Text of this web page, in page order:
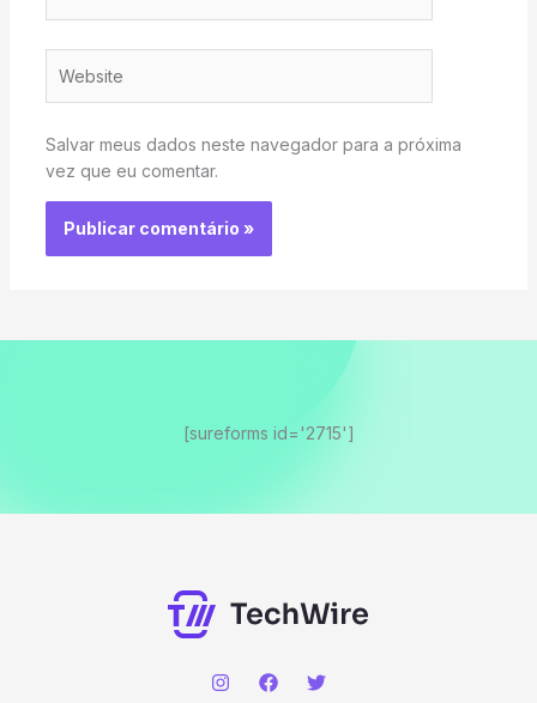
Salvar meus dados neste navegador para a próxima
vez que eu comentar.
[sureforms id='2715']